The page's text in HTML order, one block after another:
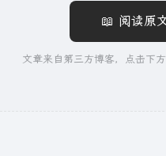
📖 阅读原
文章来自第三方博客，点击下